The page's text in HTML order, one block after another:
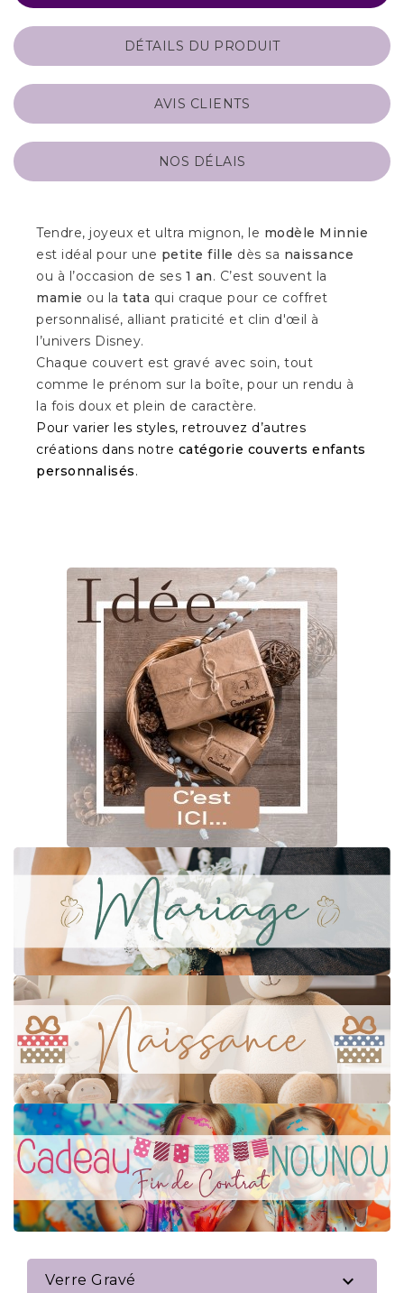
DÉTAILS DU PRODUIT
AVIS CLIENTS
NOS DÉLAIS
Tendre, joyeux et ultra mignon, le modèle Minnie
est idéal pour une petite fille dès sa naissance
ou à l’occasion de ses 1 an. C’est souvent la
mamie ou la tata qui craque pour ce coffret
personnalisé, alliant praticité et clin d'œil à
l’univers Disney.
Chaque couvert est gravé avec soin, tout
comme le prénom sur la boîte, pour un rendu à
la fois doux et plein de caractère.
Pour varier les styles, retrouvez d’autres
créations dans notre catégorie couverts enfants
personnalisés.
Verre Gravé 